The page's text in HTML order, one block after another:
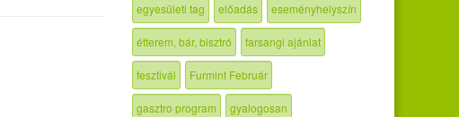
egyesületi tag előadás eseményhelyszín
étterem, bár, bisztró farsangi ajánlat
fesztivál Furmint Február
gasztro program gyalogosan